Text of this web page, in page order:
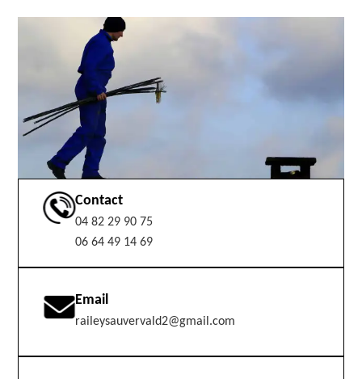
Contact
04 82 29 90 75
06 64 49 14 69
Email
raileysauvervald2@gmail.com